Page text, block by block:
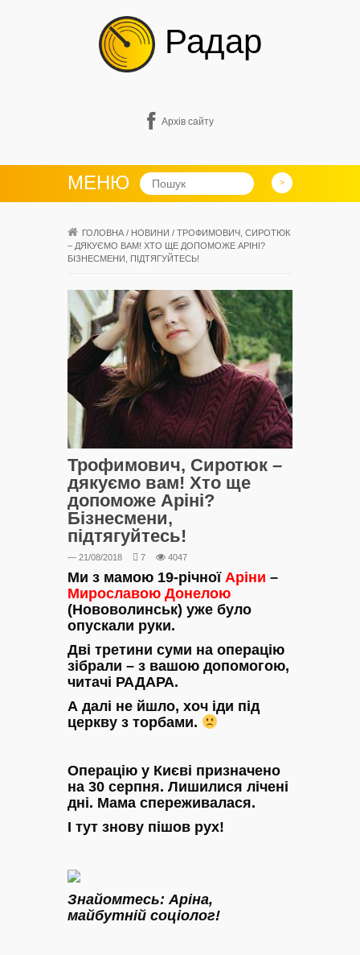
Радар
Архів сайту
МЕНЮ
ГОЛОВНА / НОВИНИ / ТРОФИМОВИЧ, СИРОТЮК
– ДЯКУЄМО ВАМ! ХТО ЩЕ ДОПОМОЖЕ АРІНІ?
БІЗНЕСМЕНИ, ПІДТЯГУЙТЕСЬ!
Трофимович, Сиротюк –
дякуємо вам! Хто ще
допоможе Аріні?
Бізнесмени,
підтягуйтесь!
— 21/08/2018 7 4047
Ми з мамою 19-річної Аріни –
Мирославою Донелою
(Нововолинськ) уже було
опускали руки.
Дві третини суми на операцію
зібрали – з вашою допомогою,
читачі РАДАРА.
А далі не йшло, хоч іди під
церкву з торбами.
Операцію у Києві призначено
на 30 серпня. Лишилися лічені
дні. Мама спереживалася.
І тут знову пішов рух!
Знайомтесь: Аріна,
майбутній соціолог!